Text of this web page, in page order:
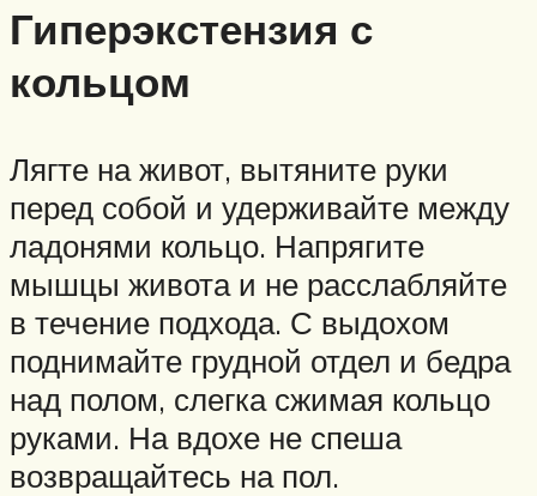
Гиперэкстензия с
кольцом
Лягте на живот, вытяните руки
перед собой и удерживайте между
ладонями кольцо. Напрягите
мышцы живота и не расслабляйте
в течение подхода. С выдохом
поднимайте грудной отдел и бедра
над полом, слегка сжимая кольцо
руками. На вдохе не спеша
возвращайтесь на пол.